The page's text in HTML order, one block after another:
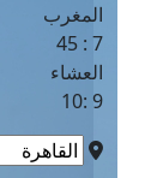
المغرب
7 : 45
العشاء
9 :10